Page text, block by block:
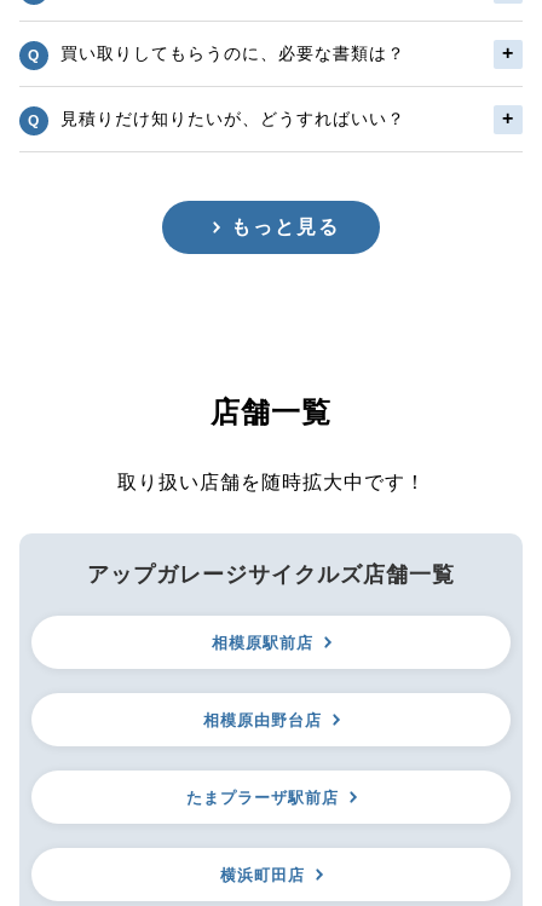
買い取りしてもらうのに、必要な書類は？
見積りだけ知りたいが、どうすればいい？
もっと見る
店舗一覧
取り扱い店舗を随時拡大中です！
アップガレージサイクルズ店舗一覧
相模原駅前店
相模原由野台店
たまプラーザ駅前店
横浜町田店